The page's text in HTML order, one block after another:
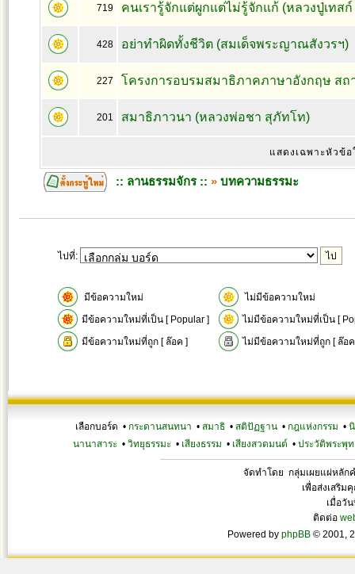
719 คนเรารู้จักแต่ผูกแต่ไม่รู้จักแก้ (หลวงปู่เทสก์
428 อย่าทำผิดทั้งชีวิต (สมเด็จพระญาณสังวรฯ)
227 โครงการอบรมสมาธิภาคภาษาอังกฤษ ส
201 สมาธิภาวนา (หลวงพ่อชา สุภัทโท)
แสดงเฉพาะหัวข้อ
:: ลานธรรมจักร :: » บทความธรรมะ
ไปที่:
มีข้อความใหม่
ไม่มีข้อความใหม่
มีข้อความใหม่ที่เป็น [ Popular ]
ไม่มีข้อความใหม่ที่เป็น [
มีข้อความใหม่ที่ถูก [ ล๊อค ]
ไม่มีข้อความใหม่ที่ถูก [ ล๊อ
เลือกบอร์ด • กระดานสนทนา • สมาธิ • สติปัฏฐาน • กฎแห่งกรรม •
นานาสาระ• วิทยุธรรมะ• เสียงธรรม • เสียงสวดมนต์ • ประวัติพระพุท
จัดทำโดย กลุ่มเผยแผ่หลัก
เพื่อส่งเสริม
เมื่อวั
ติดต่อ
Powered by phpBB © 2001,